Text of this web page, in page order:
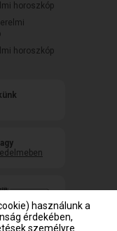
horoszkóp
horoszkóp
használunk a
érdekében,
személyre